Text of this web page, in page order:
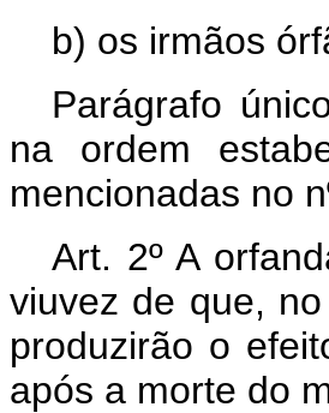
b) os irmãos
Parágrafo
na ordem
mencionadas no
Art. 2º A
viuvez de que,
produzirão o
após a morte do